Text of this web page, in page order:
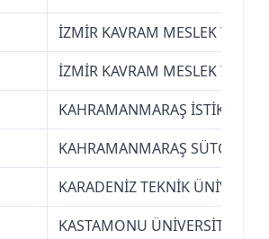
İZMİR KAVRAM MESLEK
İZMİR KAVRAM MESLEK
KAHRAMANMARAŞ İSTİKLAL
KAHRAMANMARAŞ SÜTÇÜ
KARADENİZ TEKNİK
KASTAMONU ÜNİVERSİTESİ